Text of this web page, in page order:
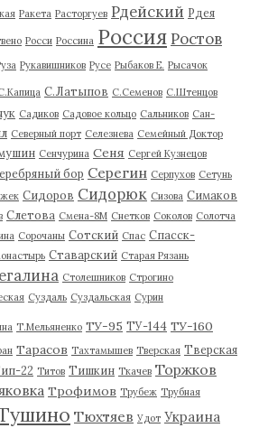
Ракета Расторгуев Рдейский Рдея
Росси Россина Россия Ростов
Рукавишников Русе Рыбаков Е. Рысачок
С.Латыпов С.Семенов С.Штенцов
Садиков Садовое кольцо Сальников Сан-
Северный порт Селезнева Семейный Доктор
Сенчурина Сеня Сергей Кузнецов
бор Серегин Серпухов Сетунь
Сидоров Сидорюк Сизова Симаков
Слетова Смена-8М Снетков Соколов Солотча
Сорочаны Сотский Спас Спасск-
Ставарский Старая Рязань
Столешников Строгино
Суздаль Суздальская Сурин
Т.Мельяненко ТУ-95 ТУ-144 ТУ-160
Тарасов Тахтамышев Тверская Тверская
22 Титов Тишкин Ткачев Торжков
Трофимов Трубеж Трубная
Тюхтяев Удот Украина